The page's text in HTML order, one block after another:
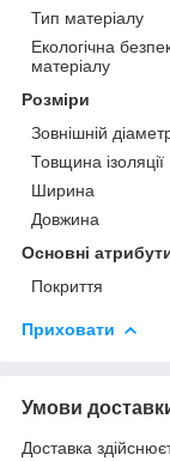
Тип матеріалу
Екологічна
матеріалу
Розміри
Зовнішній
Товщина ізоляції
Ширина
Довжина
Основні
Покриття
Приховати
Умови
Доставка